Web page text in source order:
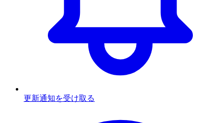
更新通知を受け取る